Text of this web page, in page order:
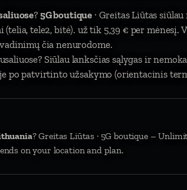
? 5G boutique · Greitas Liūtas
(telia, tele2, bitė). už tik 5,39 € per
čia nenurodome.
Siūlau lanksčias sąlygas ir
po patvirtinto užsakymo (orientacinis
? Greitas Liūtas · 5G boutique –
on your location and plan.